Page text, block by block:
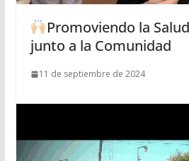
Promoviendo la
junto a la Comunidad
11 de septiembre de 2024